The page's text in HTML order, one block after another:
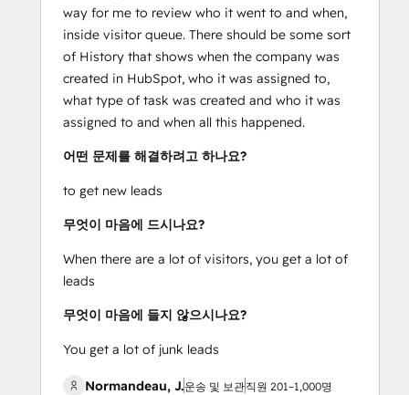
way for me to review who it went to and when,
inside visitor queue. There should be some sort
of History that shows when the company was
created in HubSpot, who it was assigned to,
what type of task was created and who it was
assigned to and when all this happened.
어떤 문제를 해결하려고 하나요?
to get new leads
무엇이 마음에 드시나요?
When there are a lot of visitors, you get a lot of
leads
무엇이 마음에 들지 않으시나요?
You get a lot of junk leads
Normandeau, J.운송 및 보관직원 201~1,000명